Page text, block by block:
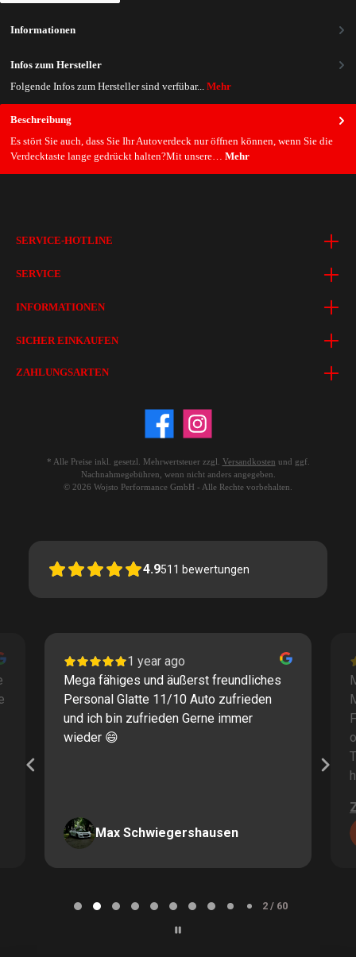
Beschreibung
Es stört Sie auch, dass Sie Ihr Autoverdeck nur öffnen können, wenn Sie die
Verdecktaste lange gedrückt halten?Mit unsere… Mehr
Informationen
Infos zum Hersteller
Folgende Infos zum Hersteller sind verfübar... Mehr
SERVICE-HOTLINE
SERVICE
INFORMATIONEN
SICHER EINKAUFEN
ZAHLUNGSARTEN
* Alle Preise inkl. gesetzl. Mehrwertsteuer zzgl. Versandkosten und ggf.
Nachnahmegebühren, wenn nicht anders angegeben.
© 2026 Wojsto Performance GmbH - Alle Rechte vorbehalten.
4.9511 bewertungen
1 year ago
Mega fähiges und äußerst freundliches
Personal Glatte 11/10 Auto zufrieden
und ich bin zufrieden Gerne immer
wieder 😄
Max Schwiegershausen
2 / 60